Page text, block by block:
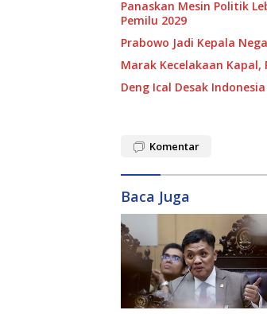
Panaskan Mesin Politik
Pemilu 2029
Prabowo Jadi Kepala
Marak Kecelakaan
Deng Ical Desak
Komentar
Baca Juga